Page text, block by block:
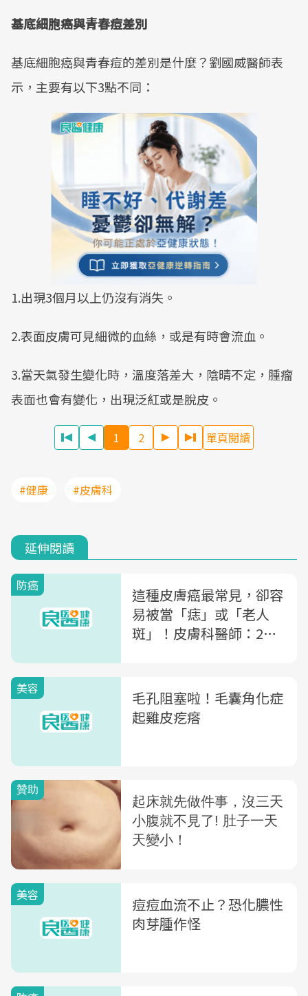
基底細胞癌與青春痘差別
基底細胞癌與青春痘的差別是什麼？劉國威醫師表
示，主要有以下3點不同：
1.出現3個月以上仍沒有消失。
2.表面皮膚可見細微的血絲，或是有時會流血。
3.當天氣發生變化時，溫度落差大，陰晴不定，腫瘤
表面也會有變化，出現泛紅或是脫皮。
1 2 單頁閱讀
#健康 #皮膚科
延伸閱讀
防癌
這種皮膚癌最常見，卻容
易被當「痣」或「老人
斑」！皮膚科醫師：2張
美容
毛孔阻塞啦！毛囊角化症
起雞皮疙瘩
美容
痘痘血流不止？恐化膿性
肉芽腫作怪